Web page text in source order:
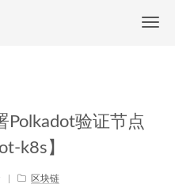
Polkadot验证节点
k8s】
区块链